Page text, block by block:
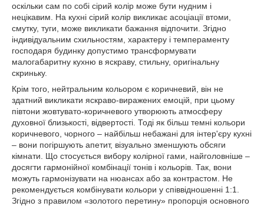
оскільки сам по собі сірий колір може бути нудним і
нецікавим. На кухні сірий колір викликає асоціації втоми,
смутку, туги, може викликати бажання відпочити. Згідно
індивідуальним схильностям, характеру і темпераменту
господаря будинку допустимо трансформувати
малогабаритну кухню в яскраву, стильну, оригінальну
скриньку.
Крім того, нейтральним кольором є коричневий, він не
здатний викликати яскраво-виражених емоцій, при цьому
півтони жовтувато-коричневого утворюють атмосферу
духовної близькості, відвертості. Тоді як більш темні кольори
коричневого, чорного – найбільш небажані для інтер'єру кухні
– вони погіршують апетит, візуально зменшують обсяги
кімнати. Що стосується вибору колірної гами, найголовніше –
досягти гармонійної комбінації тонів і кольорів. Так, вони
можуть гармонізувати на нюансах або за контрастом. Не
рекомендується комбінувати кольори у співвідношенні 1:1.
Згідно з правилом «золотого перетину» пропорція основного